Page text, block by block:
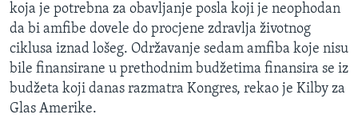
koja je potrebna za obavljanje posla koji je neophodan
da bi amfibe dovele do procjene zdravlja životnog
ciklusa iznad lošeg. Održavanje sedam amfiba koje nisu
bile finansirane u prethodnim budžetima finansira se iz
budžeta koji danas razmatra Kongres, rekao je Kilby za
Glas Amerike.